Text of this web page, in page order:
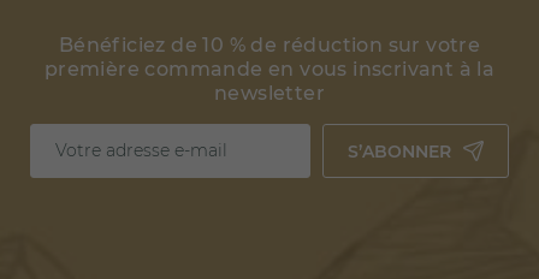
Bénéficiez de 10 % de réduction sur votre
première commande en vous inscrivant à la
newsletter
S’ABONNER